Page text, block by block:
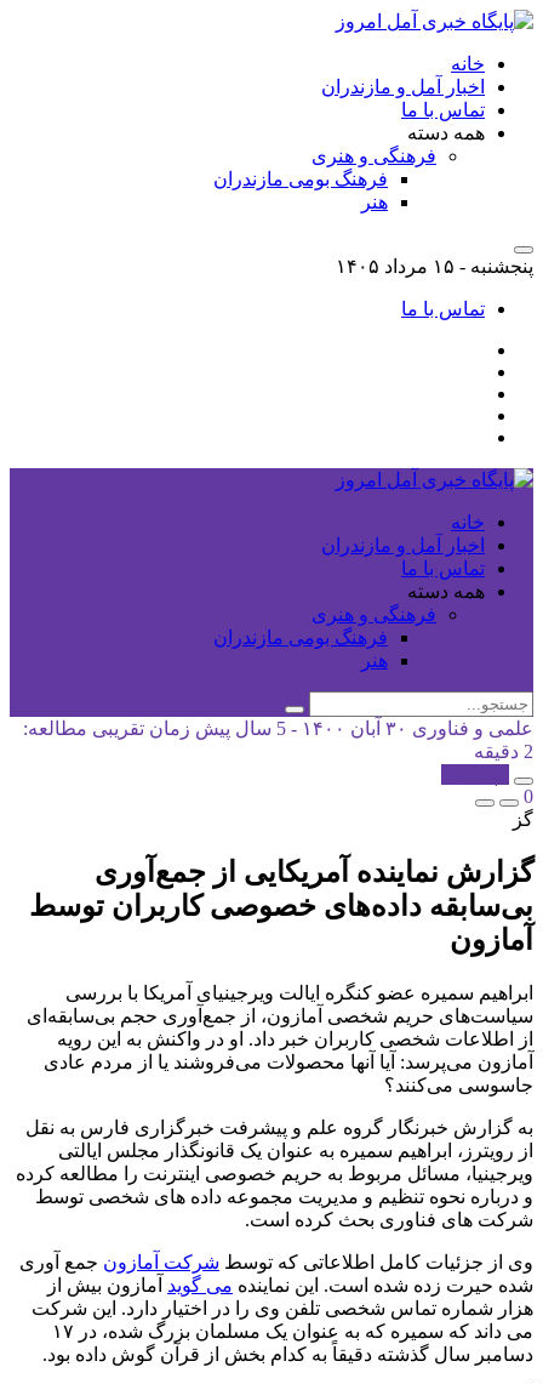
خانه
اخبار آمل و مازندران
تماس با ما
همه دسته
فرهنگی و هنری
فرهنگ بومی مازندران
هنر
پنجشنبه - ۱۵ مرداد ۱۴۰۵
تماس با ما
خانه
اخبار آمل و مازندران
تماس با ما
همه دسته
فرهنگی و هنری
فرهنگ بومی مازندران
هنر
علمی و فناوری ۳۰ آبان ۱۴۰۰ - 5 سال پیش
زمان تقریبی مطالعه:
2 دقیقه
0
گز
گزارش نماینده آمریکایی از جمع‌آوری
بی‌سابقه داده‌های خصوصی کاربران توسط
آمازون
ابراهیم سمیره عضو کنگره ایالت ویرجینیای آمریکا با بررسی
سیاست‌های حریم شخصی آمازون، از جمع‌آوری حجم بی‌سابقه‌ای
از اطلاعات شخصی کاربران خبر داد. او در واکنش به این رویه
آمازون می‌پرسد: آیا آنها محصولات می‌فروشند یا از مردم عادی
جاسوسی می‌کنند؟
به گزارش خبرنگار گروه علم و پیشرفت خبرگزاری فارس به نقل
از رویترز، ابراهیم سمیره به عنوان یک قانونگذار مجلس ایالتی
ویرجینیا، مسائل مربوط به حریم خصوصی اینترنت را مطالعه کرده
و درباره نحوه تنظیم و مدیریت مجموعه داده های شخصی توسط
شرکت های فناوری بحث کرده است.
وی از جزئیات کامل اطلاعاتی که توسط شرکت آمازون جمع آوری
شده حیرت زده شده است. این نماینده می گوید آمازون بیش از
هزار شماره تماس شخصی تلفن وی را در اختیار دارد. این شرکت
می داند که سمیره که به عنوان یک مسلمان بزرگ شده، در ۱۷
دسامبر سال گذشته دقیقاً به کدام بخش از قرآن گوش داده بود.